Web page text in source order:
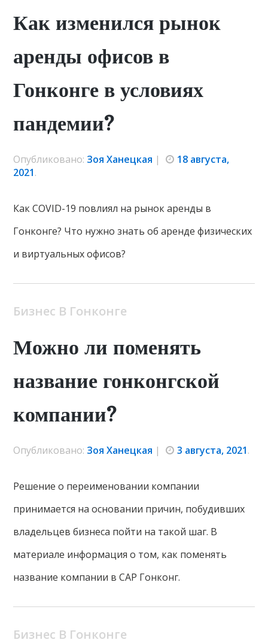
Как изменился рынок
аренды офисов в
Гонконге в условиях
пандемии?
Опубликовано: Зоя Ханецкая |
18 августа,
2021.
Как COVID-19 повлиял на рынок аренды в
Гонконге? Что нужно знать об аренде физических
и виртуальных офисов?
Бизнес В Гонконге
Можно ли поменять
название гонконгской
компании?
Опубликовано: Зоя Ханецкая | 3 августа, 2021.
Решение о переименовании компании
принимается на основании причин, побудивших
владельцев бизнеса пойти на такой шаг. В
материале информация о том, как поменять
название компании в САР Гонконг.
Бизнес В Гонконге